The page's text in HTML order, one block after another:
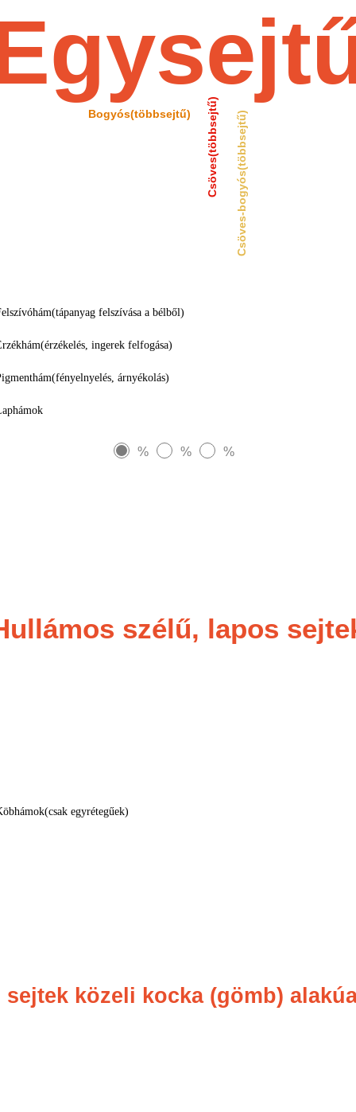
Csöves(többsejtű)
Bogyós(többsejtű) Csöves-bogyós(többsejtű)
felszívása a bélből)
ingerek felfogása)
árnyékolás)
% % %
szélű, lapos
egyrétegűek)
sejtek közeli kocka (gömb)